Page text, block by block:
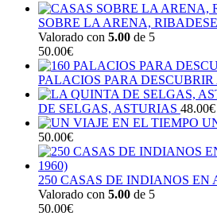
SOBRE LA ARENA,
Valorado con 5.00 de 5
50.00€
PALACIOS PARA
DE SELGAS, ASTURIAS 48.00€
50.00€
250 CASAS DE INDIANOS EN
Valorado con 5.00 de 5
50.00€